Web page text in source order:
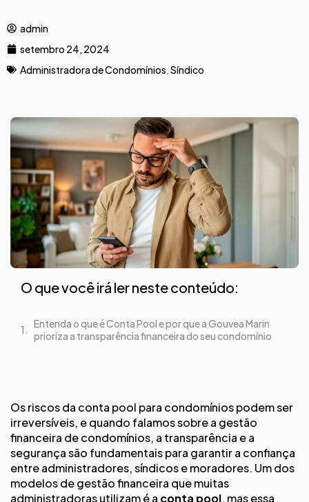
admin
setembro 24, 2024
Administradora de Condomínios,Síndico
O que você irá ler neste conteúdo:
Entenda o que é Conta Pool e por que a Gouvea Marin
prioriza a transparência financeira do seu condomínio
Os riscos da conta pool para condomínios podem ser
irreversíveis, e quando falamos sobre a gestão
financeira de condomínios, a transparência e a
segurança são fundamentais para garantir a confiança
entre administradores, síndicos e moradores. Um dos
modelos de gestão financeira que muitas
administradoras utilizam é a conta pool, mas essa